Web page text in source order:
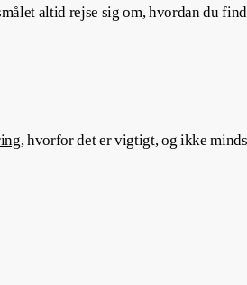
altid rejse sig om, hvordan du
, hvorfor det er vigtigt, og ikke